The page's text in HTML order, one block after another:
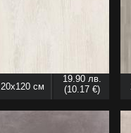
20x120 см
19.90 лв.
(10.17 €)